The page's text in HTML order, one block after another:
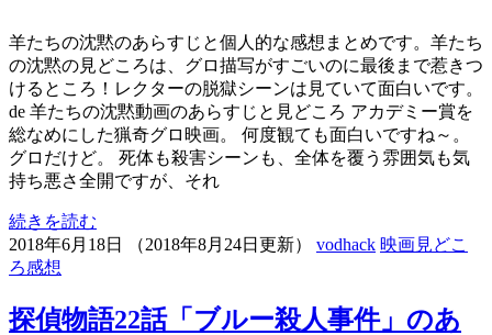
羊たちの沈黙のあらすじと個人的な感想まとめです。羊たち
の沈黙の見どころは、グロ描写がすごいのに最後まで惹きつ
けるところ！レクターの脱獄シーンは見ていて面白いです。
de 羊たちの沈黙動画のあらすじと見どころ アカデミー賞を
総なめにした猟奇グロ映画。 何度観ても面白いですね～。
グロだけど。 死体も殺害シーンも、全体を覆う雰囲気も気
持ち悪さ全開ですが、それ
続きを読む
2018年6月18日
（2018年8月24日更新） vodhack 映画見どこ
ろ感想
探偵物語22話「ブルー殺人事件」のあ